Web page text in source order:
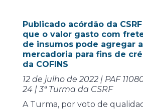
Publicado acórdão da
que o valor gasto com
de insumos pode agregar
mercadoria para fins de
da COFINS
12 de julho de 2022 | PAF
24 | 3ª Turma da CSRF
A Turma, por voto de